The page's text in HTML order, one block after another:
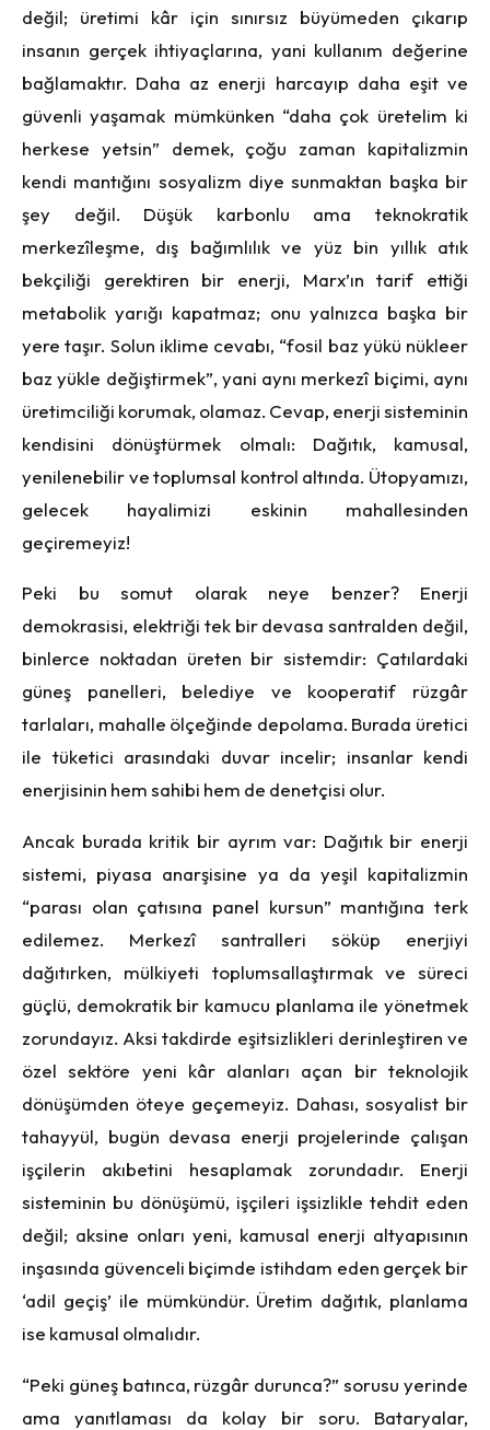
değil; üretimi kâr için sınırsız büyümeden çıkarıp
insanın gerçek ihtiyaçlarına, yani kullanım değerine
bağlamaktır. Daha az enerji harcayıp daha eşit ve
güvenli yaşamak mümkünken “daha çok üretelim ki
herkese yetsin” demek, çoğu zaman kapitalizmin
kendi mantığını sosyalizm diye sunmaktan başka bir
şey değil. Düşük karbonlu ama teknokratik
merkezîleşme, dış bağımlılık ve yüz bin yıllık atık
bekçiliği gerektiren bir enerji, Marx’ın tarif ettiği
metabolik yarığı kapatmaz; onu yalnızca başka bir
yere taşır. Solun iklime cevabı, “fosil baz yükü nükleer
baz yükle değiştirmek”, yani aynı merkezî biçimi, aynı
üretimciliği korumak, olamaz. Cevap, enerji sisteminin
kendisini dönüştürmek olmalı: Dağıtık, kamusal,
yenilenebilir ve toplumsal kontrol altında. Ütopyamızı,
gelecek hayalimizi eskinin mahallesinden
geçiremeyiz!
Peki bu somut olarak neye benzer? Enerji
demokrasisi, elektriği tek bir devasa santralden değil,
binlerce noktadan üreten bir sistemdir: Çatılardaki
güneş panelleri, belediye ve kooperatif rüzgâr
tarlaları, mahalle ölçeğinde depolama. Burada üretici
ile tüketici arasındaki duvar incelir; insanlar kendi
enerjisinin hem sahibi hem de denetçisi olur.
Ancak burada kritik bir ayrım var: Dağıtık bir enerji
sistemi, piyasa anarşisine ya da yeşil kapitalizmin
“parası olan çatısına panel kursun” mantığına terk
edilemez. Merkezî santralleri söküp enerjiyi
dağıtırken, mülkiyeti toplumsallaştırmak ve süreci
güçlü, demokratik bir kamucu planlama ile yönetmek
zorundayız. Aksi takdirde eşitsizlikleri derinleştiren ve
özel sektöre yeni kâr alanları açan bir teknolojik
dönüşümden öteye geçemeyiz. Dahası, sosyalist bir
tahayyül, bugün devasa enerji projelerinde çalışan
işçilerin akıbetini hesaplamak zorundadır. Enerji
sisteminin bu dönüşümü, işçileri işsizlikle tehdit eden
değil; aksine onları yeni, kamusal enerji altyapısının
inşasında güvenceli biçimde istihdam eden gerçek bir
‘adil geçiş’ ile mümkündür. Üretim dağıtık, planlama
ise kamusal olmalıdır.
“Peki güneş batınca, rüzgâr durunca?” sorusu yerinde
ama yanıtlaması da kolay bir soru. Bataryalar,